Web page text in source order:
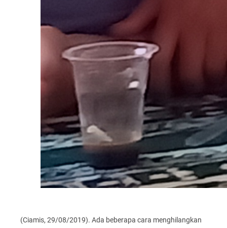
(Ciamis, 29/08/2019). Ada beberapa cara menghilangkan